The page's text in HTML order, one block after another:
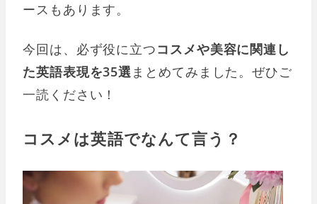
ースもあります。
今回は、必ず役に立つコスメや美容に関連し
た英語表現を35選まとめてみました。ぜひご
一読ください！
コスメは英語でなんて言う？